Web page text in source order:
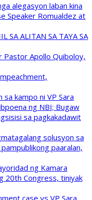
alegasyon laban kina
Speaker Romualdez at
SA ALITAN SA TAYA SA
Pastor Apollo Quiboloy,
kampo ni VP Sara
ng NBI; Bugaw
sa pagkakadawit
solusyon sa
paaralan,
ng Kamara
20th Congress, tiniyak
case vs VP Sara,